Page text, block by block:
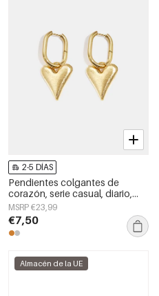
2-5 DÍAS
Pendientes colgantes de
corazón, serie casual, diario,
sencillos, joyería para mujer.
MSRP €23,99
€7,50
Almacén de la UE